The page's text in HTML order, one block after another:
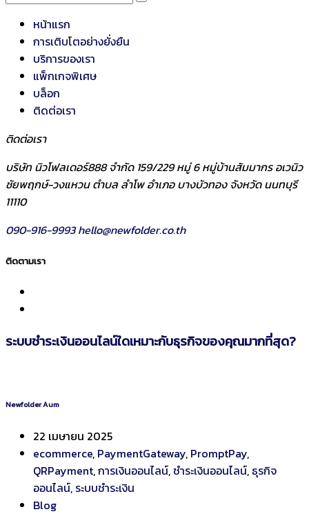
หน้าแรก
การเติบโตอย่างยั่งยืน
บริการของเรา
แพ็กเกจพิเศษ
บล็อก
ติดต่อเรา
ติดต่อเรา
บริษัท นิวโฟลเดอร์888 จำกัด 159/229 หมู่ 6 หมู่บ้านสัมมากร อเวนิว
ชัยพฤกษ์-วงแหวน ตำบล ลำโพ อำเภอ บางบัวทอง จังหวัด นนทบุรี
11110
090-916-9993hello@newfolder.co.th
ติดตามเรา
ระบบชำระเงินออนไลน์ใดเหมาะกับธุรกิจของคุณมากที่สุด?
Newfolder Aum
22 เมษายน 2025
ecommerce, PaymentGateway, PromptPay,
QRPayment,การเงินออนไลน์,ชำระเงินออนไลน์, ธุรกิจ
ออนไลน์, ระบบชำระเงิน
Blog